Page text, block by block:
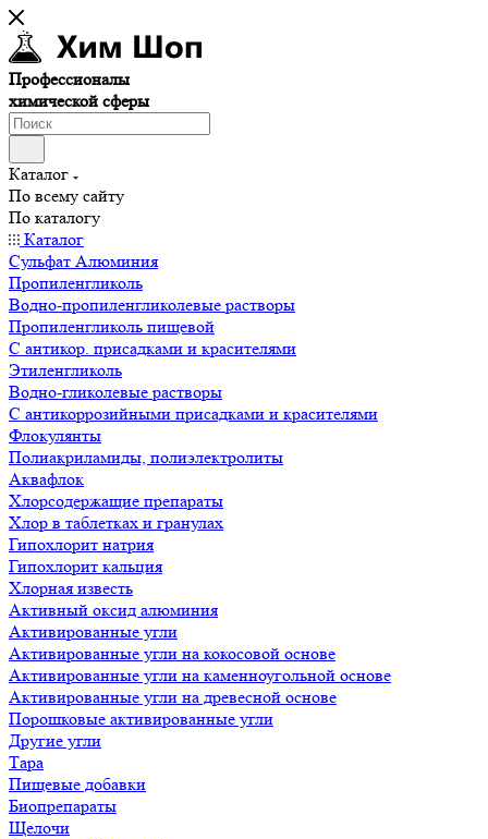
Профессионалы
химической сферы
Каталог
По всему сайту
По каталогу
Каталог
Сульфат Алюминия
Пропиленгликоль
Водно-пропиленгликолевые растворы
Пропиленгликоль пищевой
С антикор. присадками и красителями
Этиленгликоль
Водно-гликолевые растворы
С антикоррозийными присадками и красителями
Флокулянты
Полиакриламиды, полиэлектролиты
Аквафлок
Хлорсодержащие препараты
Хлор в таблетках и гранулах
Гипохлорит натрия
Гипохлорит кальция
Хлорная известь
Активный оксид алюминия
Активированные угли
Активированные угли на кокосовой основе
Активированные угли на каменноугольной основе
Активированные угли на древесной основе
Порошковые активированные угли
Другие угли
Тара
Пищевые добавки
Биопрепараты
Щелочи